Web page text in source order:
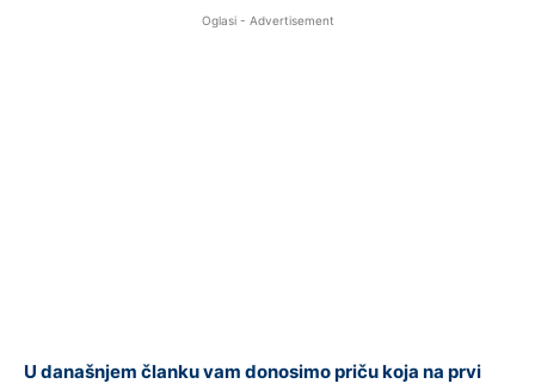
Oglasi - Advertisement
U današnjem članku vam donosimo priču koja na prvi